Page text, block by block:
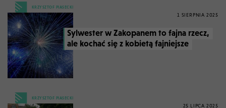
KRZYSZTOF PIASECKI
1 SIERPNIA 2025
Sylwester w Zakopanem to fajna rzecz,
ale kochać się z kobietą fajniejsze
KRZYSZTOF PIASECKI
25 LIPCA 2025